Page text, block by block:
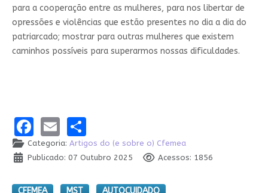
para a cooperação entre as mulheres, para nos libertar de
opressões e violências que estão presentes no dia a dia do
patriarcado; mostrar para outras mulheres que existem
caminhos possíveis para superarmos nossas dificuldades.
Facebook
EmailShare
Categoria: Artigos do (e sobre o) Cfemea
Publicado: 07 Outubro 2025
Acessos: 1856
CFEMEA MST
AUTOCUIDADO